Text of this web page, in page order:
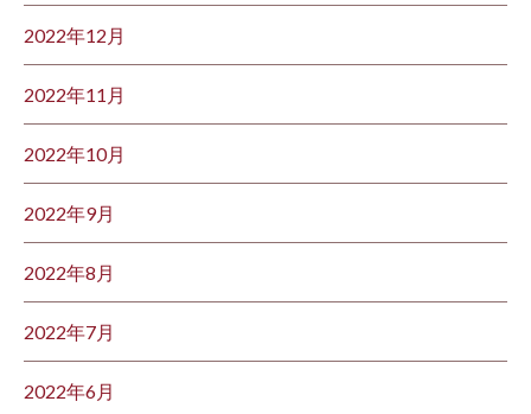
2022年12月
2022年11月
2022年10月
2022年9月
2022年8月
2022年7月
2022年6月